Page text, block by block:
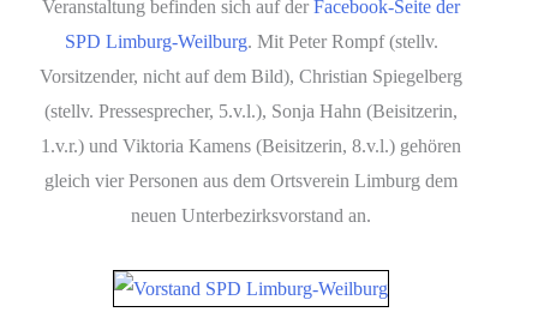
Veranstaltung befinden sich auf der Facebook-Seite der
SPD Limburg-Weilburg. Mit Peter Rompf (stellv.
Vorsitzender, nicht auf dem Bild), Christian Spiegelberg
(stellv. Pressesprecher, 5.v.l.), Sonja Hahn (Beisitzerin,
1.v.r.) und Viktoria Kamens (Beisitzerin, 8.v.l.) gehören
gleich vier Personen aus dem Ortsverein Limburg dem
neuen Unterbezirksvorstand an.